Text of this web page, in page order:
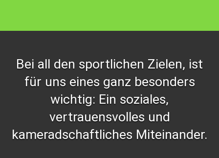
Bei all den sportlichen Zielen, ist
für uns eines ganz besonders
wichtig: Ein soziales,
vertrauensvolles und
kameradschaftliches Miteinander.